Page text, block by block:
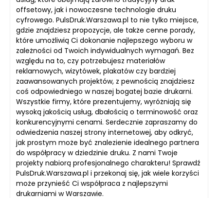
offsetowy, jak i nowoczesne technologie druku
cyfrowego. PulsDruk.Warszawa.pl to nie tylko miejsce,
gdzie znajdziesz propozycje, ale także cenne porady,
które umożliwią Ci dokonanie najlepszego wyboru w
zależności od Twoich indywidualnych wymagań. Bez
względu na to, czy potrzebujesz materiałów
reklamowych, wizytówek, plakatów czy bardziej
zaawansowanych projektów, z pewnością znajdziesz
coś odpowiedniego w naszej bogatej bazie drukarni.
Wszystkie firmy, które prezentujemy, wyróżniają się
wysoką jakością usług, dbałością o terminowość oraz
konkurencyjnymi cenami. Serdecznie zapraszamy do
odwiedzenia naszej strony internetowej, aby odkryć,
jak prostym może być znalezienie idealnego partnera
do współpracy w dziedzinie druku. Z nami Twoje
projekty nabiorą profesjonalnego charakteru! Sprawdź
PulsDruk.Warszawa.pl i przekonaj się, jak wiele korzyści
może przynieść Ci współpraca z najlepszymi
drukarniami w Warszawie.